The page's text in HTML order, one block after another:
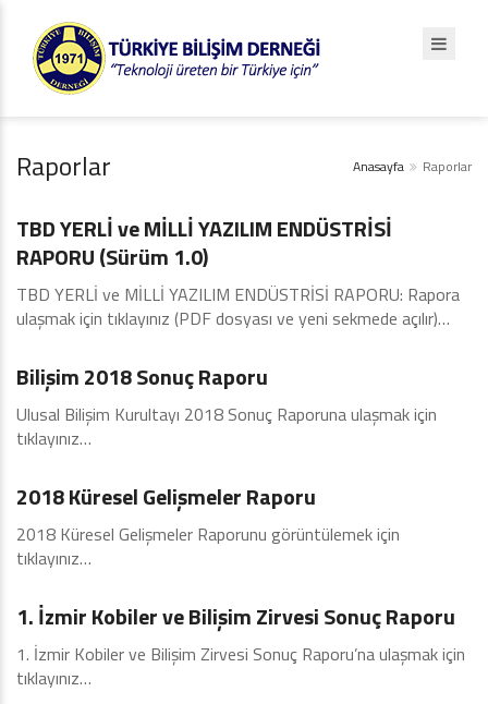
Raporlar Anasayfa Raporlar
2018
TBD YERLİ ve MİLLİ YAZILIM ENDÜSTRİSİ
RAPORU (Sürüm 1.0)
TBD YERLİ ve MİLLİ YAZILIM ENDÜSTRİSİ RAPORU: Rapora
ulaşmak için tıklayınız (PDF dosyası ve yeni sekmede açılır)…
2018
Bilişim 2018 Sonuç Raporu
Ulusal Bilişim Kurultayı 2018 Sonuç Raporuna ulaşmak için
tıklayınız…
2018
2018 Küresel Gelişmeler Raporu
2018 Küresel Gelişmeler Raporunu görüntülemek için
tıklayınız…
2018
1. İzmir Kobiler ve Bilişim Zirvesi Sonuç Raporu
1. İzmir Kobiler ve Bilişim Zirvesi Sonuç Raporu’na ulaşmak için
tıklayınız…
2018